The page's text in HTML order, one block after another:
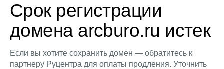
Срок регистрации
домена arcburo.ru истек
Если вы хотите сохранить домен — обратитесь к
партнеру Руцентра для оплаты продления. Уточнить